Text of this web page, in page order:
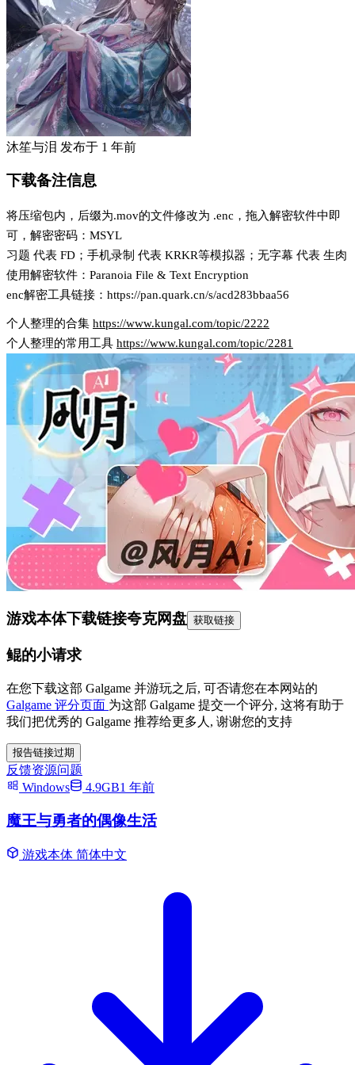
沐笙与泪 发布于 1 年前
下载备注信息
将压缩包内，后缀为.mov的文件修改为 .enc，拖入解密软件中即
可，解密密码：MSYL
习题 代表 FD；手机录制 代表 KRKR等模拟器；无字幕 代表 生肉
使用解密软件：Paranoia File & Text Encryption
enc解密工具链接：https://pan.quark.cn/s/acd283bbaa56
个人整理的合集 https://www.kungal.com/topic/2222
个人整理的常用工具 https://www.kungal.com/topic/2281
游戏本体下载链接夸克网盘 获取链接
鲲的小请求
在您下载这部 Galgame 并游玩之后, 可否请您在本网站的
Galgame 评分页面 为这部 Galgame 提交一个评分, 这将有助于
我们把优秀的 Galgame 推荐给更多人, 谢谢您的支持
报告链接过期
反馈资源问题
Windows
4.9GB1 年前
魔王与勇者的偶像生活
游戏本体 简体中文